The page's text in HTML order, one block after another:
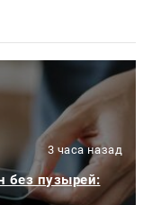
3 часа назад
без пузырей: